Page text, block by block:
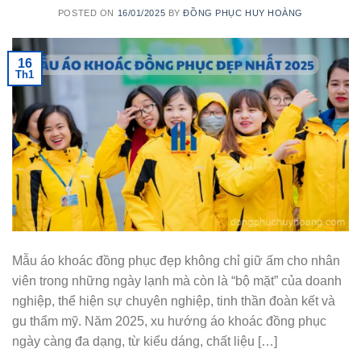
POSTED ON 16/01/2025 BYĐỒNG PHỤC HUY HOÀNG
16
Th1
Mẫu áo khoác đồng phục đẹp không chỉ giữ ấm cho nhân
viên trong những ngày lạnh mà còn là “bộ mặt” của doanh
nghiệp, thể hiện sự chuyên nghiệp, tinh thần đoàn kết và
gu thẩm mỹ. Năm 2025, xu hướng áo khoác đồng phục
ngày càng đa dạng, từ kiểu dáng, chất liệu […]